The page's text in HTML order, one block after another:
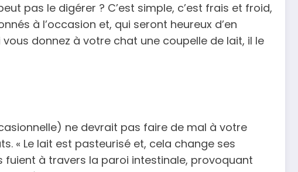
pas le digérer ? C’est simple, c’est frais et froid,
à l’occasion et, qui seront heureux d’en
donnez à votre chat une coupelle de lait, il le
ne devrait pas faire de mal à votre
« Le lait est pasteurisé et, cela change ses
fuient à travers la paroi intestinale, provoquant